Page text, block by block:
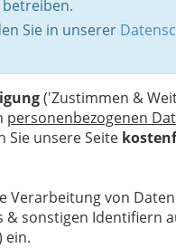
Sie in unserer
('Zustimmen &
personenbezogenen
Sie unsere Seite
Verarbeitung von Daten
& sonstigen Identifiern
ein.